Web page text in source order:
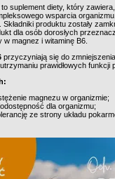
to suplement diety, który
wsparcia
produktu zostały
dla osób dorosłych
w magnez i witaminę B6.
przyczyniają się do
prawidłowych funkcji
magnezu w organizmie;
dla organizmu;
ze strony układu